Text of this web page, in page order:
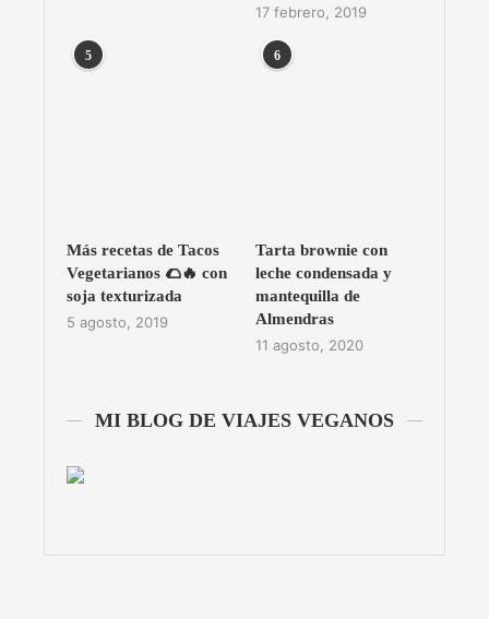
17 febrero, 2019
5
Más recetas de Tacos
Vegetarianos 🌮🔥 con
soja texturizada
5 agosto, 2019
6
Tarta brownie con
leche condensada y
mantequilla de
Almendras
11 agosto, 2020
MI BLOG DE VIAJES VEGANOS